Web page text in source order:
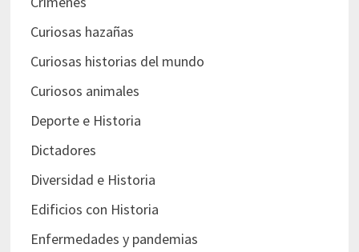
Curiosas hazañas
Curiosas historias del mundo
Curiosos animales
Deporte e Historia
Dictadores
Diversidad e Historia
Edificios con Historia
Enfermedades y pandemias